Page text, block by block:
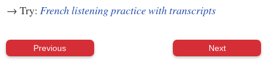
→ Try: French listening practice with transcripts
Previous Next